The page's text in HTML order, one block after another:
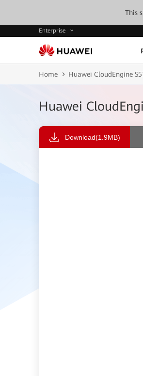
This
Enterprise
Home Huawei CloudEngine
Huawei
Download(1.9MB)